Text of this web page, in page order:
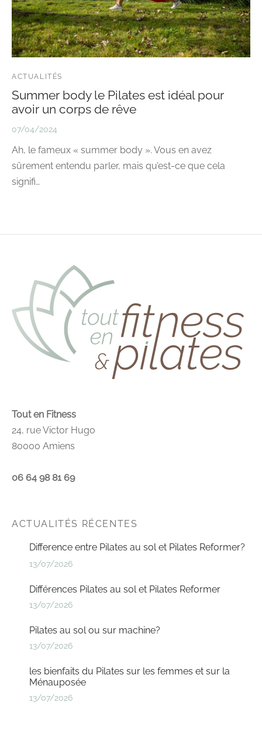
ACTUALITÉS
Summer body le Pilates est idéal pour
avoir un corps de rêve
07/04/2024
Ah, le fameux « summer body ». Vous en avez
sûrement entendu parler, mais qu’est-ce que cela
signifi…
Tout en Fitness
24, rue Victor Hugo
80000 Amiens
06 64 98 81 69
ACTUALITÉS RÉCENTES
Difference entre Pilates au sol et Pilates Reformer?
13/07/2026
Différences Pilates au sol et Pilates Reformer
13/07/2026
Pilates au sol ou sur machine?
13/07/2026
les bienfaits du Pilates sur les femmes et sur la
Ménauposée
13/07/2026